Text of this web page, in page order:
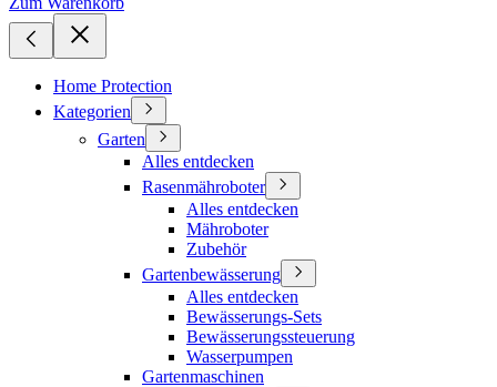
Home Protection
Kategorien
Garten
Alles entdecken
Rasenmähroboter
Alles entdecken
Mähroboter
Zubehör
Gartenbewässerung
Alles entdecken
Bewässerungs-Sets
Bewässerungssteuerung
Wasserpumpen
Gartenmaschinen